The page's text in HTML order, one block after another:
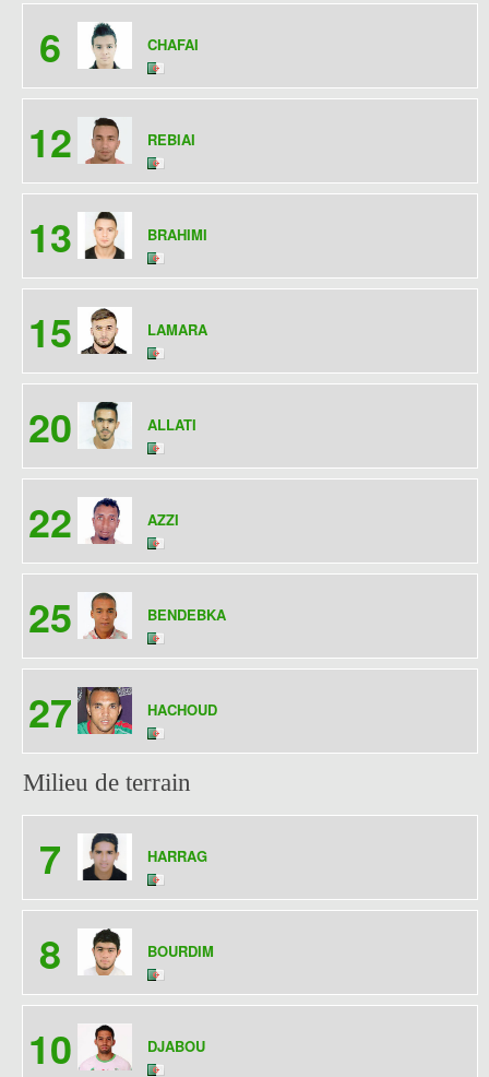
6 CHAFAI
12 REBIAI
13 BRAHIMI
15 LAMARA
20 ALLATI
22 AZZI
25 BENDEBKA
27 HACHOUD
Milieu de terrain
7 HARRAG
8 BOURDIM
10 DJABOU